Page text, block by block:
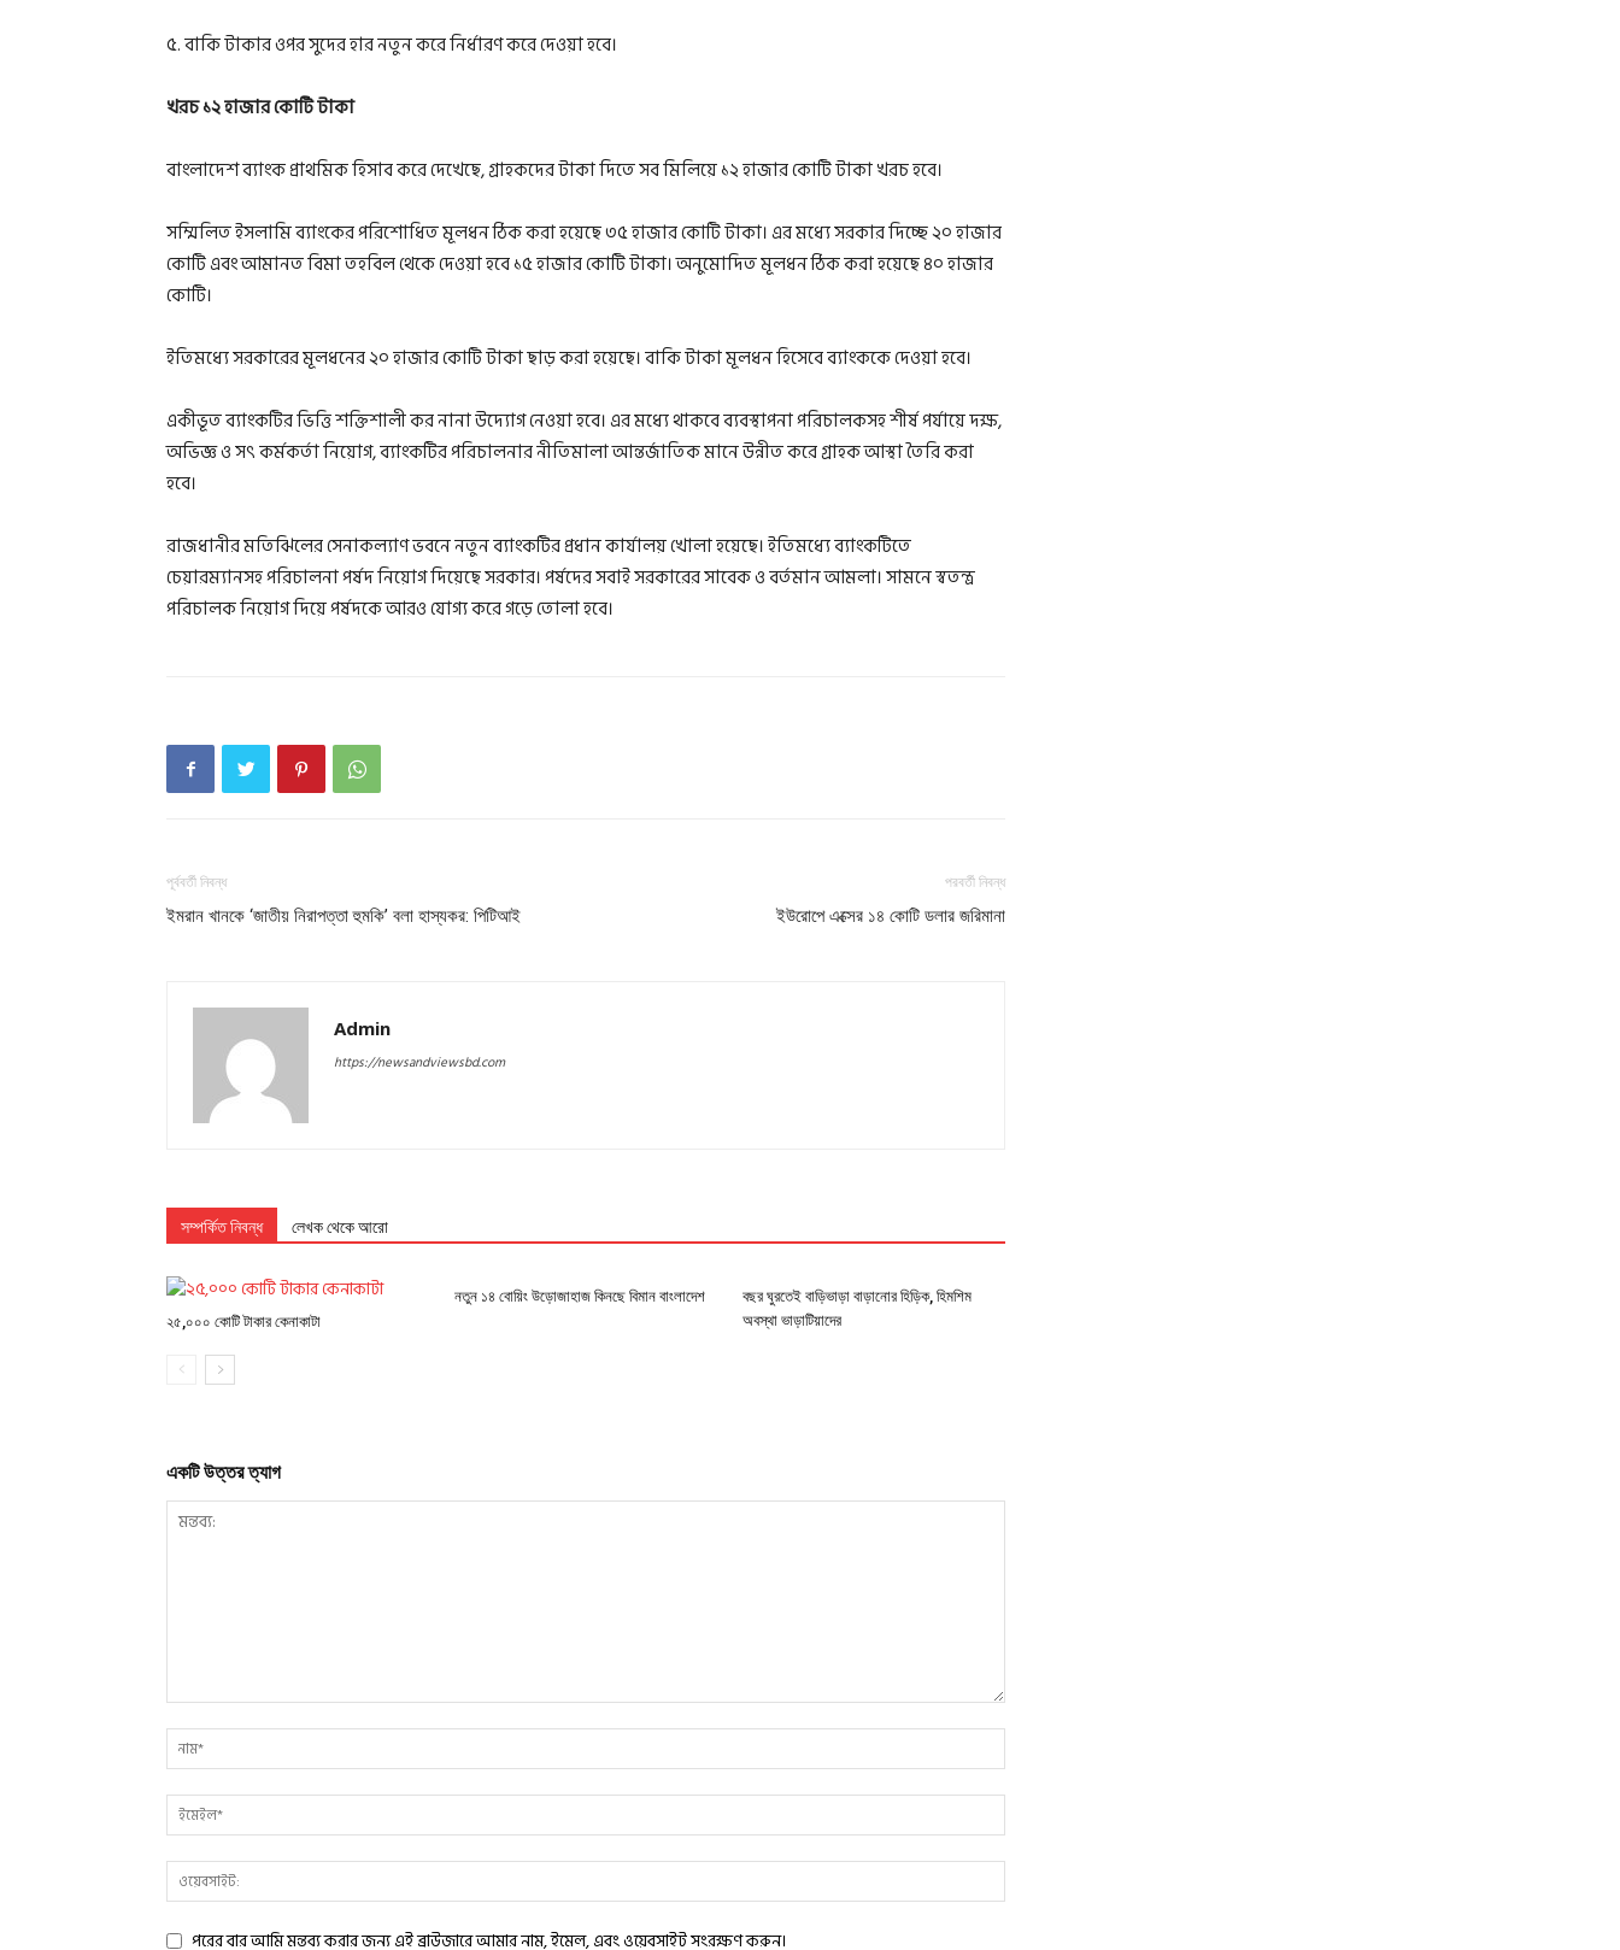
৫. বাকি টাকার ওপর সুদের হার নতুন করে নির্ধারণ করে দেওয়া হবে।
খরচ ১২ হাজার কোটি টাকা
বাংলাদেশ ব্যাংক প্রাথমিক হিসাব করে দেখেছে, গ্রাহকদের টাকা দিতে সব মিলিয়ে ১২ হাজার কোটি টাকা খরচ হবে।
সম্মিলিত ইসলামি ব্যাংকের পরিশোধিত মূলধন ঠিক করা হয়েছে ৩৫ হাজার কোটি টাকা। এর মধ্যে সরকার দিচ্ছে ২০ হাজার
কোটি এবং আমানত বিমা তহবিল থেকে দেওয়া হবে ১৫ হাজার কোটি টাকা। অনুমোদিত মূলধন ঠিক করা হয়েছে ৪০ হাজার
কোটি।
ইতিমধ্যে সরকারের মূলধনের ২০ হাজার কোটি টাকা ছাড় করা হয়েছে। বাকি টাকা মূলধন হিসেবে ব্যাংককে দেওয়া হবে।
একীভূত ব্যাংকটির ভিত্তি শক্তিশালী কর নানা উদ্যোগ নেওয়া হবে। এর মধ্যে থাকবে ব্যবস্থাপনা পরিচালকসহ শীর্ষ পর্যায়ে দক্ষ,
অভিজ্ঞ ও সৎ কর্মকর্তা নিয়োগ, ব্যাংকটির পরিচালনার নীতিমালা আন্তর্জাতিক মানে উন্নীত করে গ্রাহক আস্থা তৈরি করা
হবে।
রাজধানীর মতিঝিলের সেনাকল্যাণ ভবনে নতুন ব্যাংকটির প্রধান কার্যালয় খোলা হয়েছে। ইতিমধ্যে ব্যাংকটিতে
চেয়ারম্যানসহ পরিচালনা পর্ষদ নিয়োগ দিয়েছে সরকার। পর্ষদের সবাই সরকারের সাবেক ও বর্তমান আমলা। সামনে স্বতন্ত্র
পরিচালক নিয়োগ দিয়ে পর্ষদকে আরও যোগ্য করে গড়ে তোলা হবে।
পূর্ববর্তী নিবন্ধ
ইমরান খানকে ‘জাতীয় নিরাপত্তা হুমকি’ বলা হাস্যকর: পিটিআই
পরবর্তী নিবন্ধ
ইউরোপে এক্সের ১৪ কোটি ডলার জরিমানা
Admin
https://newsandviewsbd.com
সম্পর্কিত নিবন্ধ লেখক থেকে আরো
২৫,০০০ কোটি টাকার কেনাকাটা
নতুন ১৪ বোয়িং উড়োজাহাজ কিনছে বিমান বাংলাদেশ
বছর ঘুরতেই বাড়িভাড়া বাড়ানোর হিড়িক, হিমশিম
অবস্থা ভাড়াটিয়াদের
একটি উত্তর ত্যাগ
পরের বার আমি মন্তব্য করার জন্য এই ব্রাউজারে আমার নাম, ইমেল, এবং ওয়েবসাইট সংরক্ষণ করুন।